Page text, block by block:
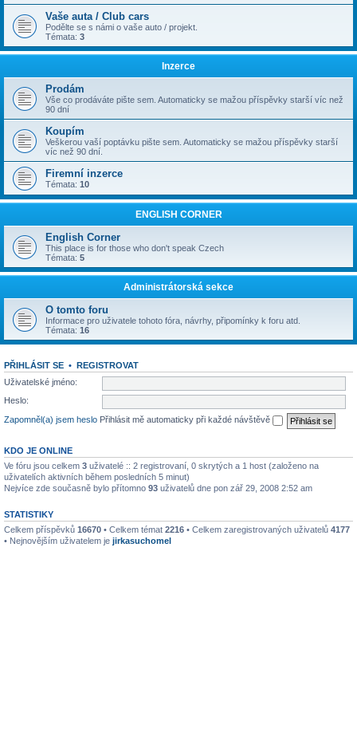
Vaše auta / Club cars
Podělte se s námi o vaše auto / projekt.
Témata: 3
Inzerce
Prodám
Vše co prodáváte pište sem. Automaticky se mažou příspěvky starší víc než
90 dní
Koupím
Veškerou vaší poptávku pište sem. Automaticky se mažou příspěvky starší
víc než 90 dní.
Firemní inzerce
Témata: 10
ENGLISH CORNER
English Corner
This place is for those who don't speak Czech
Témata: 5
Administrátorská sekce
O tomto foru
Informace pro uživatele tohoto fóra, návrhy, připomínky k foru atd.
Témata: 16
PŘIHLÁSIT SE • REGISTROVAT
Uživatelské jméno:
Heslo:
Zapomněl(a) jsem heslo Přihlásit mě automaticky při každé návštěvě
KDO JE ONLINE
Ve fóru jsou celkem 3 uživatelé :: 2 registrovaní, 0 skrytých a 1 host (založeno na
uživatelích aktivních během posledních 5 minut)
Nejvíce zde současně bylo přítomno 93 uživatelů dne pon zář 29, 2008 2:52 am
STATISTIKY
Celkem příspěvků 16670 • Celkem témat 2216 • Celkem zaregistrovaných uživatelů 4177
• Nejnovějším uživatelem je jirkasuchomel